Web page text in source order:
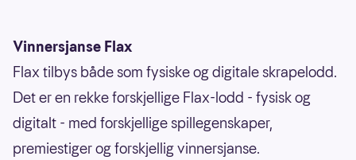
Vinnersjanse Flax
Flax tilbys både som fysiske og digitale skrapelodd.
Det er en rekke forskjellige Flax-lodd - fysisk og
digitalt - med forskjellige spillegenskaper,
premiestiger og forskjellig vinnersjanse.